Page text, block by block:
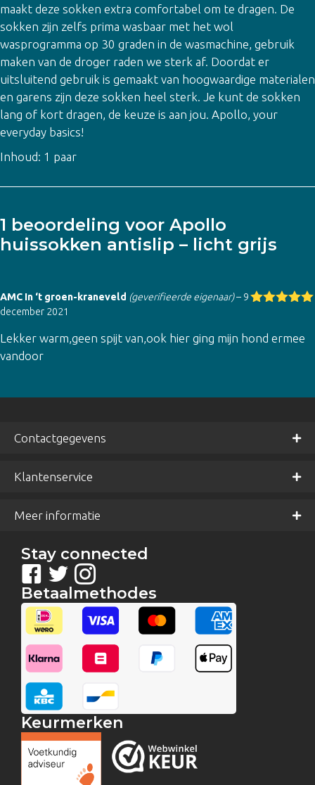
maakt deze sokken extra comfortabel om te dragen. De
sokken zijn zelfs prima wasbaar met het wol
wasprogramma op 30 graden in de wasmachine, gebruik
maken van de droger raden we sterk af. Doordat er
uitsluitend gebruik is gemaakt van hoogwaardige materialen
en garens zijn deze sokken heel sterk. Je kunt de sokken
lang of kort dragen, de keuze is aan jou. Apollo, your
everyday basics!
Inhoud: 1 paar
1 beoordeling voor Apollo
huissokken antislip – licht grijs
AMC In ‘t groen-kraneveld (geverifieerde eigenaar)– 9
december 2021
Lekker warm,geen spijt van,ook hier ging mijn hond ermee
vandoor
Contactgegevens
Klantenservice
Meer informatie
Stay connected
Betaalmethodes
Keurmerken